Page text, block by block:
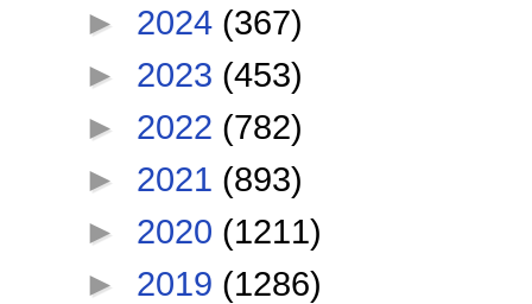
► 2024 (367)
► 2023 (453)
► 2022 (782)
► 2021 (893)
► 2020 (1211)
► 2019 (1286)